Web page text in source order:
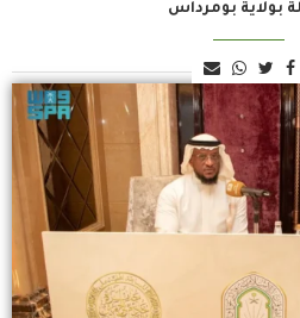
بولاية بومرداس